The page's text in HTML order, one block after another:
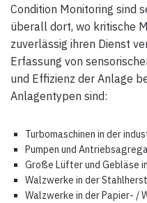
Condition Monitoring sind
überall dort, wo kritische
zuverlässig ihren Dienst
Erfassung von
und Effizienz der Anlage
Anlagentypen sind:
Turbomaschinen in der
Pumpen und
Große Lüfter und Gebläse
Walzwerke in der
Walzwerke in der Papier- /